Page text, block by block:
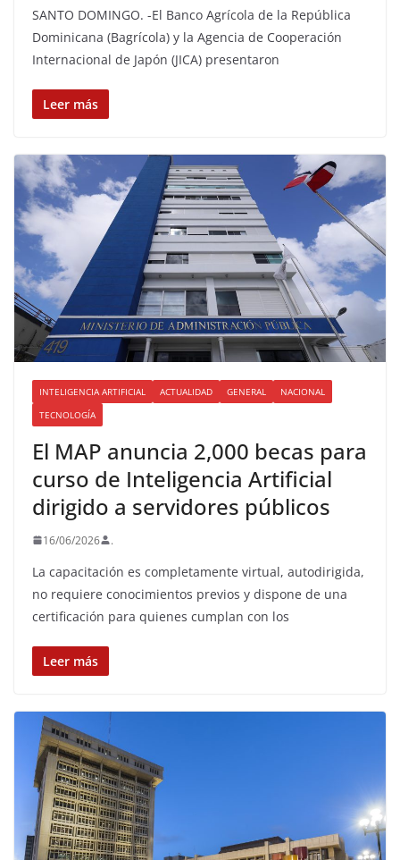
SANTO DOMINGO. -El Banco Agrícola de la República
Dominicana (Bagrícola) y la Agencia de Cooperación
Internacional de Japón (JICA) presentaron
Leer más
INTELIGENCIA ARTIFICIAL ACTUALIDAD GENERAL
NACIONAL
TECNOLOGÍA
El MAP anuncia 2,000 becas para
curso de Inteligencia Artificial
dirigido a servidores públicos
16/06/2026 .
La capacitación es completamente virtual, autodirigida,
no requiere conocimientos previos y dispone de una
certificación para quienes cumplan con los
Leer más